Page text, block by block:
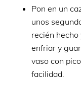
Pon en un
unos
recién
enfriar y
vaso con
facilidad.